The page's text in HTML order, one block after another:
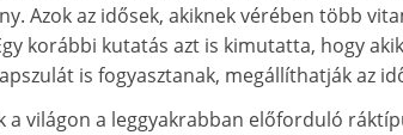
Azok az idősek, akiknek vérében több
korábbi kutatás azt is kimutatta, hogy
is fogyasztanak, megállíthatják az
a világon a leggyakrabban előforduló